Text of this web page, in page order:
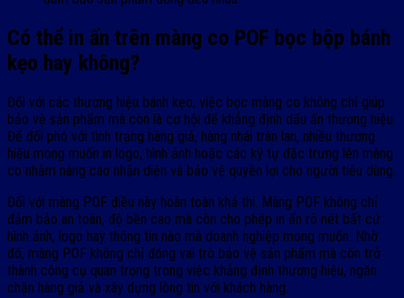
Có thể in ấn trên màng co POF bọc bộp bánh
kẹo hay không?
Đối với các thương hiệu bánh kẹo, việc bọc màng co không chỉ giúp
bảo vệ sản phẩm mà còn là cơ hội để khẳng định dấu ấn thương hiệu.
Để đối phó với tình trạng hàng giả, hàng nhái tràn lan, nhiều thương
hiệu mong muốn in logo, hình ảnh hoặc các ký tự đặc trưng lên màng
co nhằm nâng cao nhận diện và bảo vệ quyền lợi cho người tiêu dùng.
Đối với màng POF điều này hoàn toàn khả thi. Màng POF không chỉ
đảm bảo an toàn, độ bền cao mà còn cho phép in ấn rõ nét bất cứ
hình ảnh, logo hay thông tin nào mà doanh nghiệp mong muốn. Nhờ
đó, màng POF không chỉ đóng vai trò bảo vệ sản phẩm mà còn trở
thành công cụ quan trọng trong việc khẳng định thương hiệu, ngăn
chặn hàng giả và xây dựng lòng tin với khách hàng.